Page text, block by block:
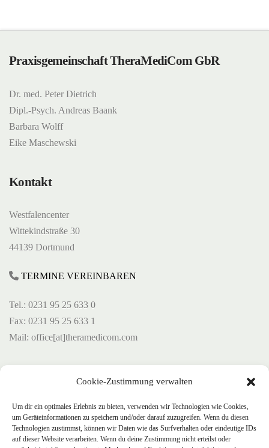
Cookie-Zustimmung verwalten
Um dir ein optimales Erlebnis zu bieten, verwenden wir Technologien wie Cookies,
um Geräteinformationen zu speichern und/oder darauf zuzugreifen. Wenn du diesen
Technologien zustimmst, können wir Daten wie das Surfverhalten oder eindeutige IDs
auf dieser Website verarbeiten. Wenn du deine Zustimmung nicht erteilst oder
Praxisgemeinschaft TheraMediCom GbR
Dr. med. Peter Dietrich
Dipl.-Psych. Andreas Baank
Barbara Wolff
Eike Maschewski
Kontakt
Westfalencenter
Wittekindstraße 30
44139 Dortmund
TERMINE VEREINBAREN
Tel.: 0231 95 25 633 0
Fax: 0231 95 25 633 1
Mail: office[at]theramedicom.com
Öffnungszeiten
Montag 8:00 Uhr bis 18:00
Dienstag 8:00 Uhr bis 18:00
Mittwoch 8:00 Uhr bis 17:00